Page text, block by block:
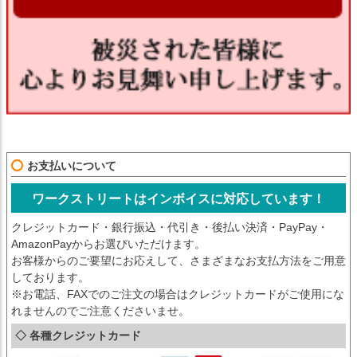
お支払いについて
ワークストリートはインボイスに対応しています！
クレジットカード・銀行振込・代引き・後払い決済・PayPay・
AmazonPayからお選びいただけます。
お客様からのご要望にお応えして、さまざまなお支払方法をご用意
しております。
※お電話、FAXでのご注文の場合はクレジットカードがご使用にな
れませんのでご注意くださいませ。
◇ 各種クレジットカード